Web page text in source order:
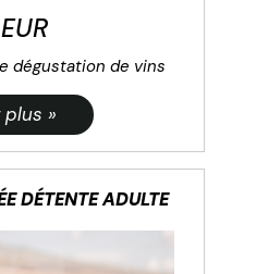
dégustation de vins
DÉTENTE ADULTE